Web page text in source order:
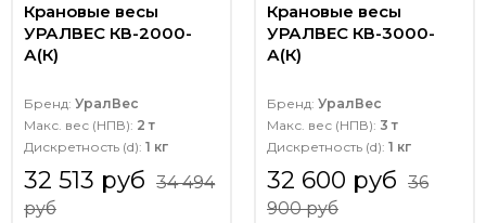
Крановые весы
УРАЛВЕС КВ-2000-
А(К)
Бренд: УралВес
Макс. вес (НПВ): 2 т
Дискретность (d): 1 кг
32 513 руб 34 494
руб
Крановые весы
УРАЛВЕС КВ-3000-
А(К)
Бренд: УралВес
Макс. вес (НПВ): 3 т
Дискретность (d): 1 кг
32 600 руб 36
900 руб